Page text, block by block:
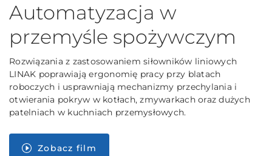
Automatyzacja w
przemyśle spożywczym
Rozwiązania z zastosowaniem siłowników liniowych
LINAK poprawiają ergonomię pracy przy blatach
roboczych i usprawniają mechanizmy przechylania i
otwierania pokryw w kotłach, zmywarkach oraz dużych
patelniach w kuchniach przemysłowych.
Zobacz film